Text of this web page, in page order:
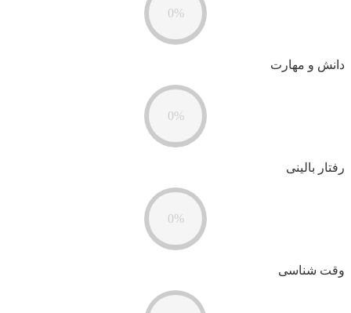
0%
دانش و مهارت
0%
رفتار بالینی
0%
وقت شناسی